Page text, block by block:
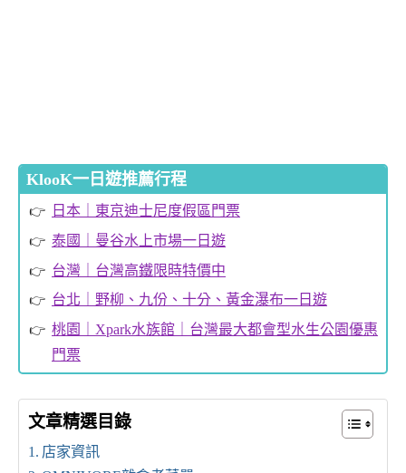
KlooK一日遊推薦行程
日本｜東京迪士尼度假區門票
泰國｜曼谷水上市場一日遊
台灣｜台灣高鐵限時特價中
台北｜野柳、九份、十分、黃金瀑布一日遊
桃園｜Xpark水族館｜台灣最大都會型水生公園優惠
門票
文章精選目錄
店家資訊